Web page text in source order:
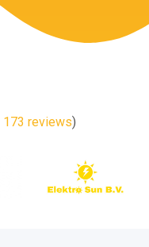
173 reviews)